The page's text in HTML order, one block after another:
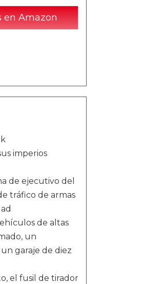
en Amazon
imperios
de ejecutivo del
tráfico de armas
de altas
un
garaje de diez
el fusil de tirador